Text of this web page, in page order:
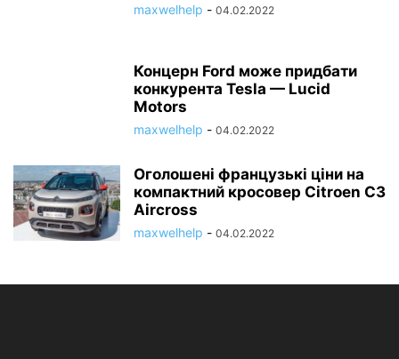
maxwelhelp - 04.02.2022
Концерн Ford може придбати
конкурента Tesla — Lucid
Motors
maxwelhelp - 04.02.2022
Оголошені французькі ціни на
компактний кросовер Citroen C3
Aircross
maxwelhelp - 04.02.2022